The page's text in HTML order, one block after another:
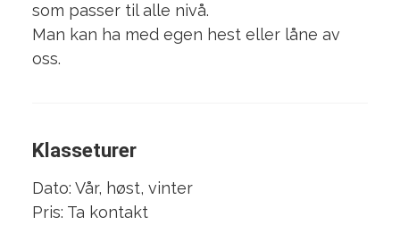
som passer til alle nivå.
Man kan ha med egen hest eller låne av
oss.
Klasseturer
Dato: Vår, høst, vinter
Pris: Ta kontakt